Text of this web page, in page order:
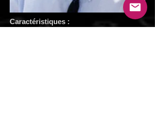
Caractéristiques :